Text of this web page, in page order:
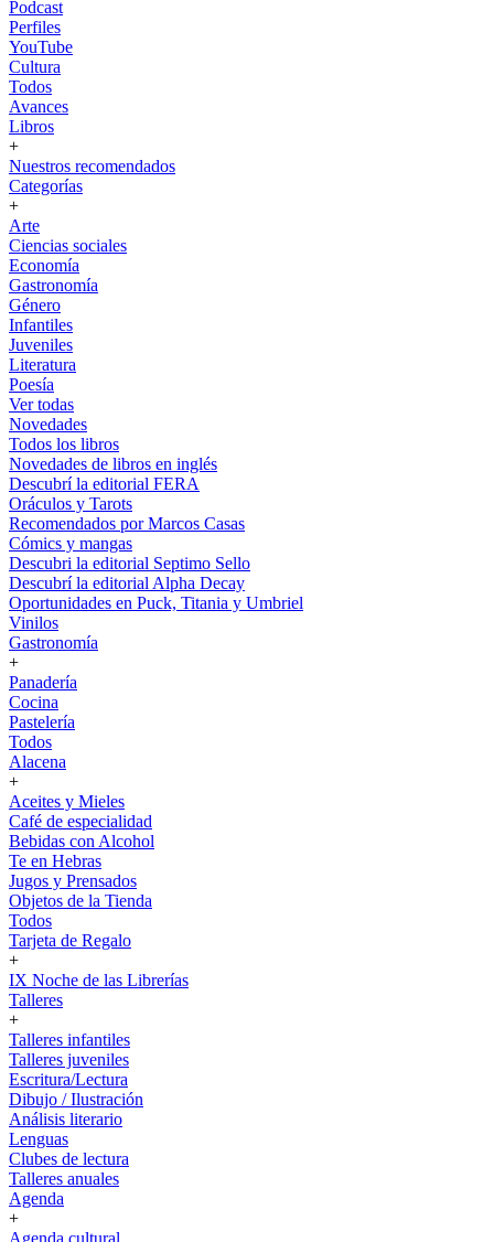
Podcast
Perfiles
YouTube
Cultura
Todos
Avances
Libros
+
Nuestros recomendados
Categorías
+
Arte
Ciencias sociales
Economía
Gastronomía
Género
Infantiles
Juveniles
Literatura
Poesía
Ver todas
Novedades
Todos los libros
Novedades de libros en inglés
Descubrí la editorial FERA
Oráculos y Tarots
Recomendados por Marcos Casas
Cómics y mangas
Descubri la editorial Septimo Sello
Descubrí la editorial Alpha Decay
Oportunidades en Puck, Titania y Umbriel
Vinilos
Gastronomía
+
Panadería
Cocina
Pastelería
Todos
Alacena
+
Aceites y Mieles
Café de especialidad
Bebidas con Alcohol
Te en Hebras
Jugos y Prensados
Objetos de la Tienda
Todos
Tarjeta de Regalo
+
IX Noche de las Librerías
Talleres
+
Talleres infantiles
Talleres juveniles
Escritura/Lectura
Dibujo / Ilustración
Análisis literario
Lenguas
Clubes de lectura
Talleres anuales
Agenda
+
Agenda cultural